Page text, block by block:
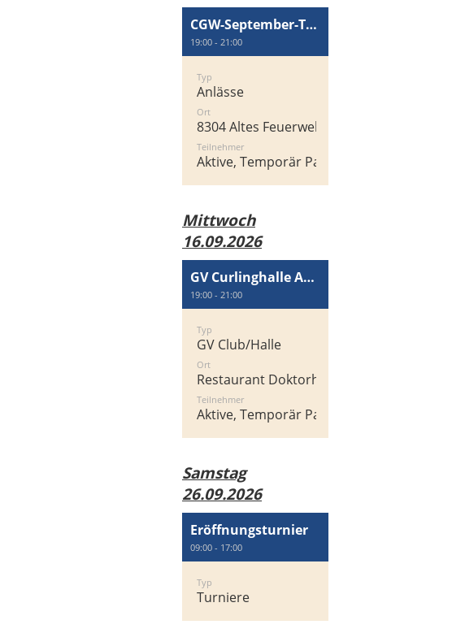
CGW-September-Treff
19:00 - 21:00
Typ
Anlässe
Ort
8304 Altes Feuerwehrgebäude,
Teilnehmer
Aktive, Temporär Passiv, Passive
Mittwoch
16.09.2026
GV Curlinghalle AG Wallisellen
19:00 - 21:00
Typ
GV Club/Halle
Ort
Restaurant Doktorhaus
Teilnehmer
Aktive, Temporär Passiv
Samstag
26.09.2026
Eröffnungsturnier
09:00 - 17:00
Typ
Turniere